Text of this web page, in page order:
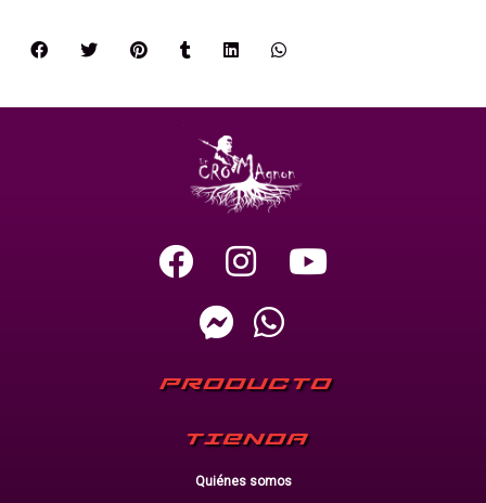
PRODUCTO
TIENDA
Quiénes somos